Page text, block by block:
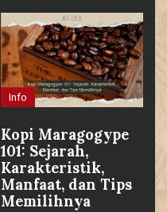
Info
Kopi Maragogype
101: Sejarah,
Karakteristik,
Manfaat, dan Tips
Memilihnya